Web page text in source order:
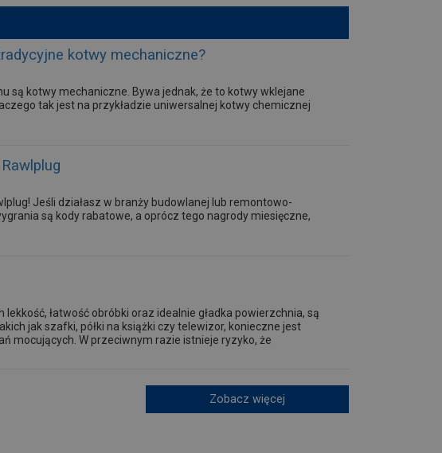
kotwy mechaniczne?
są kotwy mechaniczne. Bywa jednak, że to kotwy wklejane
tak jest na przykładzie uniwersalnej kotwy chemicznej
Jeśli działasz w branży budowlanej lub remontowo-
są kody rabatowe, a oprócz tego nagrody miesięczne,
łatwość obróbki oraz idealnie gładka powierzchnia, są
jak szafki, półki na książki czy telewizor, konieczne jest
mocujących. W przeciwnym razie istnieje ryzyko, że
Zobacz więcej